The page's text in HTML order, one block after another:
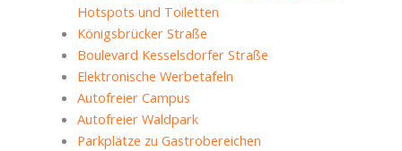
Hotspots und Toiletten
Königsbrücker Straße
Boulevard Kesselsdorfer Straße
Elektronische Werbetafeln
Autofreier Campus
Autofreier Waldpark
Parkplätze zu Gastrobereichen